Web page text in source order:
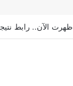
ظهرت الآن.. رابط نتيجة الصف